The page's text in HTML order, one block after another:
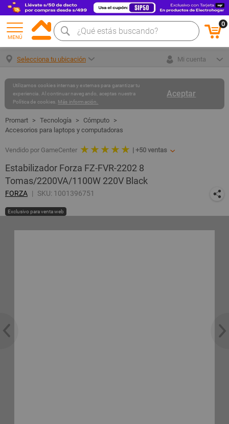
MENÚ
0
Selecciona tu ubicación Mi cuenta
Aceptar
Utilizamos cookies internas y externas para garantizar tu
experiencia. Al continuar navegando, aceptas nuestra
Política de cookies. Más información.
Tecnología
Cómputo
Accesorios para laptops y computadoras
Vendido por GameCenter ★ ★ ★ ★ ★ | +50 ventas
Estabilizador Forza FZ-FVR-2202 8
Tomas/2200VA/1100W 220V Black
FORZA SKU: 1001396751
Exclusivo para venta web